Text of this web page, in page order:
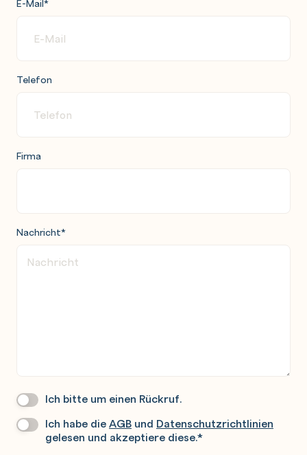
E-Mail*
Telefon
Firma
Nachricht*
Wir
Sie
Ich bitte um einen Rückruf.
Datenschutz*
Ich habe dieAGB und Datenschutzrichtlinien
gelesen und akzeptiere diese.*